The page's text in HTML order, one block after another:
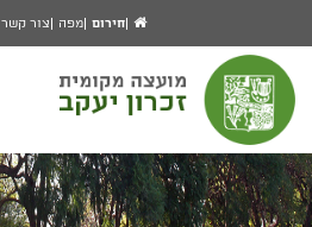
מעבר לתפריט ראשי
הגדל גודל פונט
הקטן גודל פונט
מצב ניגודיות גבוהה
מצב ניגודיות נמוכה
הצג קישורים
הצהרת נגישות
עמוד
הבית
חירום מפה צור קשר